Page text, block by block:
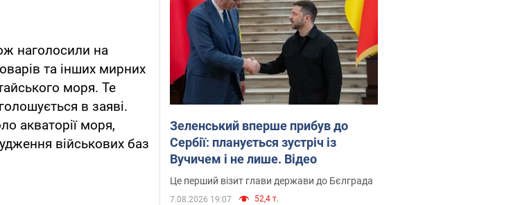
наголосили на
та інших мирних
моря. Те
в заяві.
акваторії моря,
військових баз
Зеленський вперше прибув до
Сербії: планується зустріч із
Вучичем і не лише. Відео
Це перший візит глави держави до Бєлграда
7.08.2026 19:07 52,4 т.